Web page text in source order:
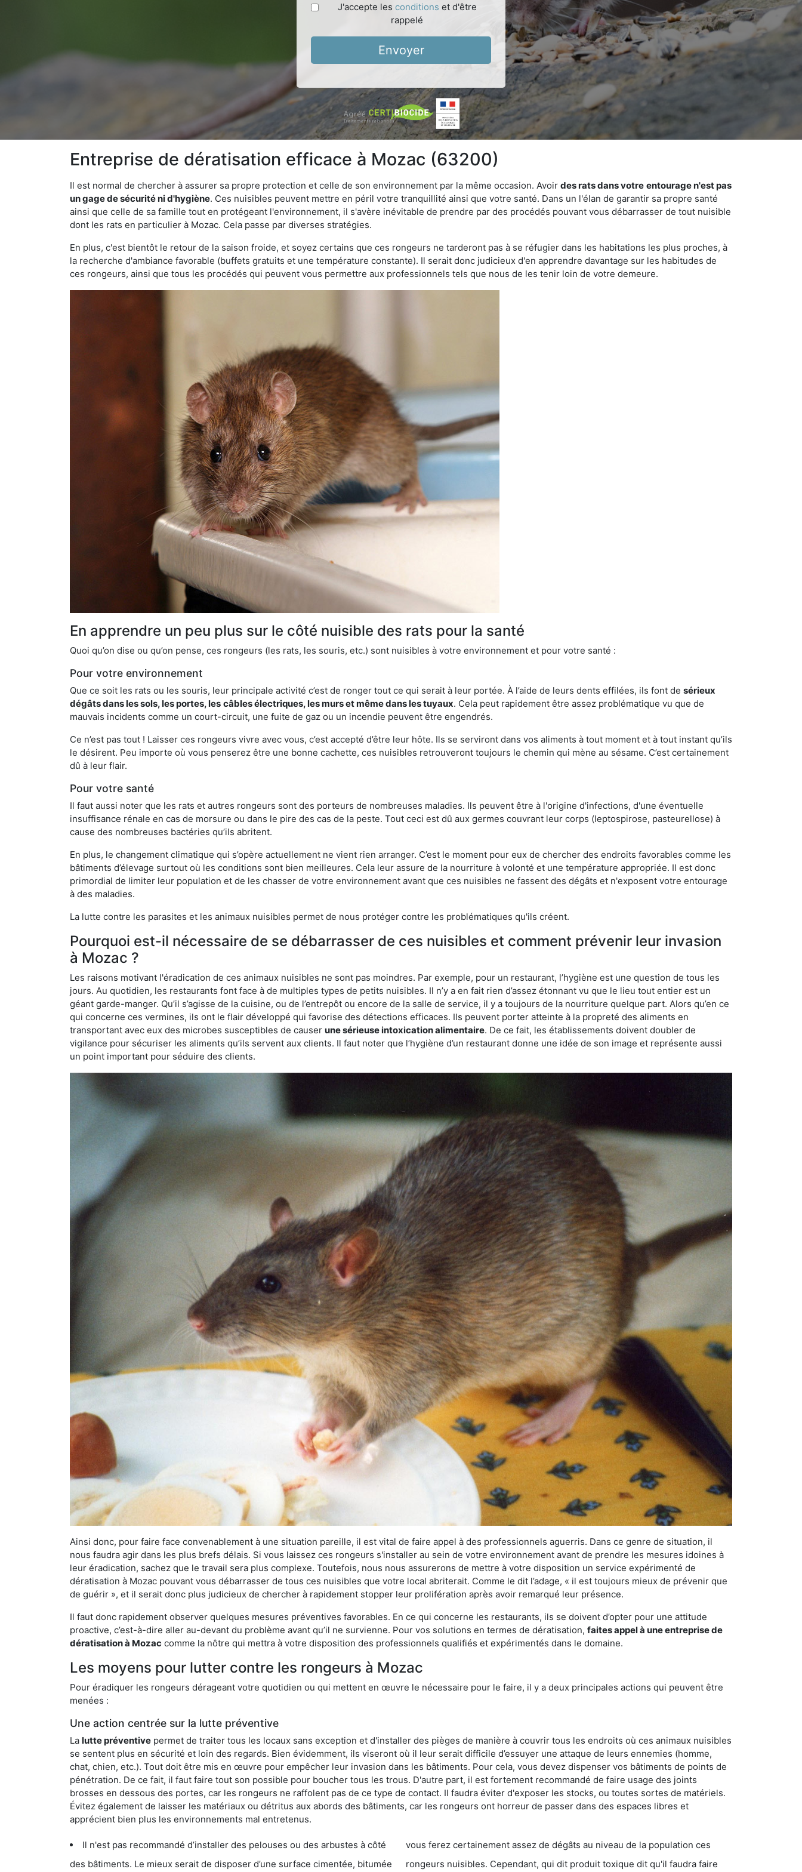
J'accepte les conditions et d'être
rappelé
Envoyer
Entreprise de dératisation efficace à Mozac (63200)
Il est normal de chercher à assurer sa propre protection et celle de son environnement par la même occasion. Avoir des rats dans votre entourage n'est pas
un gage de sécurité ni d'hygiène. Ces nuisibles peuvent mettre en péril votre tranquillité ainsi que votre santé. Dans un l'élan de garantir sa propre santé
ainsi que celle de sa famille tout en protégeant l'environnement, il s'avère inévitable de prendre par des procédés pouvant vous débarrasser de tout nuisible
dont les rats en particulier à Mozac. Cela passe par diverses stratégies.
En plus, c'est bientôt le retour de la saison froide, et soyez certains que ces rongeurs ne tarderont pas à se réfugier dans les habitations les plus proches, à
la recherche d'ambiance favorable (buffets gratuits et une température constante). Il serait donc judicieux d'en apprendre davantage sur les habitudes de
ces rongeurs, ainsi que tous les procédés qui peuvent vous permettre aux professionnels tels que nous de les tenir loin de votre demeure.
En apprendre un peu plus sur le côté nuisible des rats pour la santé
Quoi qu’on dise ou qu’on pense, ces rongeurs (les rats, les souris, etc.) sont nuisibles à votre environnement et pour votre santé :
Pour votre environnement
Que ce soit les rats ou les souris, leur principale activité c’est de ronger tout ce qui serait à leur portée. À l’aide de leurs dents effilées, ils font de sérieux
dégâts dans les sols, les portes, les câbles électriques, les murs et même dans les tuyaux. Cela peut rapidement être assez problématique vu que de
mauvais incidents comme un court-circuit, une fuite de gaz ou un incendie peuvent être engendrés.
Ce n’est pas tout ! Laisser ces rongeurs vivre avec vous, c’est accepté d’être leur hôte. Ils se serviront dans vos aliments à tout moment et à tout instant qu’ils
le désirent. Peu importe où vous penserez être une bonne cachette, ces nuisibles retrouveront toujours le chemin qui mène au sésame. C’est certainement
dû à leur flair.
Pour votre santé
Il faut aussi noter que les rats et autres rongeurs sont des porteurs de nombreuses maladies. Ils peuvent être à l'origine d'infections, d'une éventuelle
insuffisance rénale en cas de morsure ou dans le pire des cas de la peste. Tout ceci est dû aux germes couvrant leur corps (leptospirose, pasteurellose) à
cause des nombreuses bactéries qu’ils abritent.
En plus, le changement climatique qui s’opère actuellement ne vient rien arranger. C’est le moment pour eux de chercher des endroits favorables comme les
bâtiments d’élevage surtout où les conditions sont bien meilleures. Cela leur assure de la nourriture à volonté et une température appropriée. Il est donc
primordial de limiter leur population et de les chasser de votre environnement avant que ces nuisibles ne fassent des dégâts et n'exposent votre entourage
à des maladies.
La lutte contre les parasites et les animaux nuisibles permet de nous protéger contre les problématiques qu'ils créent.
Pourquoi est-il nécessaire de se débarrasser de ces nuisibles et comment prévenir leur invasion
à Mozac ?
Les raisons motivant l'éradication de ces animaux nuisibles ne sont pas moindres. Par exemple, pour un restaurant, l’hygiène est une question de tous les
jours. Au quotidien, les restaurants font face à de multiples types de petits nuisibles. Il n’y a en fait rien d’assez étonnant vu que le lieu tout entier est un
géant garde-manger. Qu’il s’agisse de la cuisine, ou de l’entrepôt ou encore de la salle de service, il y a toujours de la nourriture quelque part. Alors qu’en ce
qui concerne ces vermines, ils ont le flair développé qui favorise des détections efficaces. Ils peuvent porter atteinte à la propreté des aliments en
transportant avec eux des microbes susceptibles de causer une sérieuse intoxication alimentaire. De ce fait, les établissements doivent doubler de
vigilance pour sécuriser les aliments qu’ils servent aux clients. Il faut noter que l’hygiène d’un restaurant donne une idée de son image et représente aussi
un point important pour séduire des clients.
Ainsi donc, pour faire face convenablement à une situation pareille, il est vital de faire appel à des professionnels aguerris. Dans ce genre de situation, il
nous faudra agir dans les plus brefs délais. Si vous laissez ces rongeurs s'installer au sein de votre environnement avant de prendre les mesures idoines à
leur éradication, sachez que le travail sera plus complexe. Toutefois, nous nous assurerons de mettre à votre disposition un service expérimenté de
dératisation à Mozac pouvant vous débarrasser de tous ces nuisibles que votre local abriterait. Comme le dit l’adage, « il est toujours mieux de prévenir que
de guérir », et il serait donc plus judicieux de chercher à rapidement stopper leur prolifération après avoir remarqué leur présence.
Il faut donc rapidement observer quelques mesures préventives favorables. En ce qui concerne les restaurants, ils se doivent d’opter pour une attitude
proactive, c’est-à-dire aller au-devant du problème avant qu’il ne survienne. Pour vos solutions en termes de dératisation, faites appel à une entreprise de
dératisation à Mozac comme la nôtre qui mettra à votre disposition des professionnels qualifiés et expérimentés dans le domaine.
Les moyens pour lutter contre les rongeurs à Mozac
Pour éradiquer les rongeurs dérageant votre quotidien ou qui mettent en œuvre le nécessaire pour le faire, il y a deux principales actions qui peuvent être
menées :
Une action centrée sur la lutte préventive
La lutte préventive permet de traiter tous les locaux sans exception et d'installer des pièges de manière à couvrir tous les endroits où ces animaux nuisibles
se sentent plus en sécurité et loin des regards. Bien évidemment, ils viseront où il leur serait difficile d’essuyer une attaque de leurs ennemies (homme,
chat, chien, etc.). Tout doit être mis en œuvre pour empêcher leur invasion dans les bâtiments. Pour cela, vous devez dispenser vos bâtiments de points de
pénétration. De ce fait, il faut faire tout son possible pour boucher tous les trous. D'autre part, il est fortement recommandé de faire usage des joints
brosses en dessous des portes, car les rongeurs ne raffolent pas de ce type de contact. Il faudra éviter d'exposer les stocks, ou toutes sortes de matériels.
Évitez également de laisser les matériaux ou détritus aux abords des bâtiments, car les rongeurs ont horreur de passer dans des espaces libres et
apprécient bien plus les environnements mal entretenus.
Il n'est pas recommandé d’installer des pelouses ou des arbustes à côté
des bâtiments. Le mieux serait de disposer d’une surface cimentée, bitumée
vous ferez certainement assez de dégâts au niveau de la population ces
rongeurs nuisibles. Cependant, qui dit produit toxique dit qu'il faudra faire